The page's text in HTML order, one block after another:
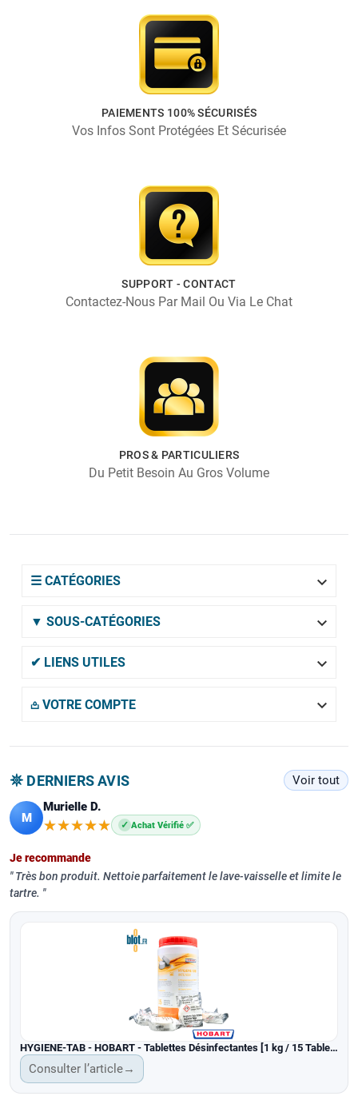
PAIEMENTS 100% SÉCURISÉS
Vos Infos Sont Protégées Et Sécurisée
SUPPORT - CONTACT
Contactez-Nous Par Mail Ou Via Le Chat
PROS & PARTICULIERS
Du Petit Besoin Au Gros Volume
☰ CATÉGORIES 
▼ SOUS-CATÉGORIES 
✔ LIENS UTILES 
𖡌 VOTRE COMPTE 
𖤓 DERNIERS AVIS Voir tout
M
Murielle D.
★★★★★
★★★★★ ✓ Achat Vérifié ✅
Je recommande
Très bon produit. Nettoie parfaitement le lave-vaisselle et limite le
tartre.
HYGIENE-TAB - HOBART - Tablettes Désinfectantes [1 kg / 15 Tablettes]
Consulter l’article→